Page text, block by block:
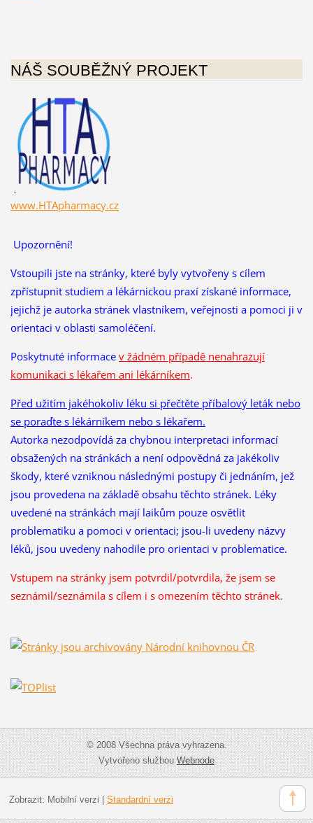
NÁŠ SOUBĚŽNÝ PROJEKT
www.HTApharmacy.cz
Upozornění!
Vstoupili jste na stránky, které byly vytvořeny s cílem
zpřístupnit studiem a lékárnickou praxí získané informace,
jejichž je autorka stránek vlastníkem, veřejnosti a pomoci ji v
orientaci v oblasti samoléčení.
Poskytnuté informace v žádném případě nenahrazují
komunikaci s lékařem ani lékárníkem.
Před užitím jakéhokoliv léku si přečtěte příbalový leták nebo
se poraďte s lékárníkem nebo s lékařem.
Autorka nezodpovídá za chybnou interpretaci informací
obsažených na stránkách a není odpovědná za jakékoliv
škody, které vzniknou následnými postupy či jednáním, jež
jsou provedena na základě obsahu těchto stránek. Léky
uvedené na stránkách mají laikům pouze osvětlit
problematiku a pomoci v orientaci; jsou-li uvedeny názvy
léků, jsou uvedeny nahodile pro orientaci v problematice.
Vstupem na stránky jsem potvrdil/potvrdila, že jsem se
seznámil/seznámila s cílem i s omezením těchto stránek.
© 2008 Všechna práva vyhrazena.
Vytvořeno službouWebnode
Zobrazit: Mobilní verzi | Standardní verzi